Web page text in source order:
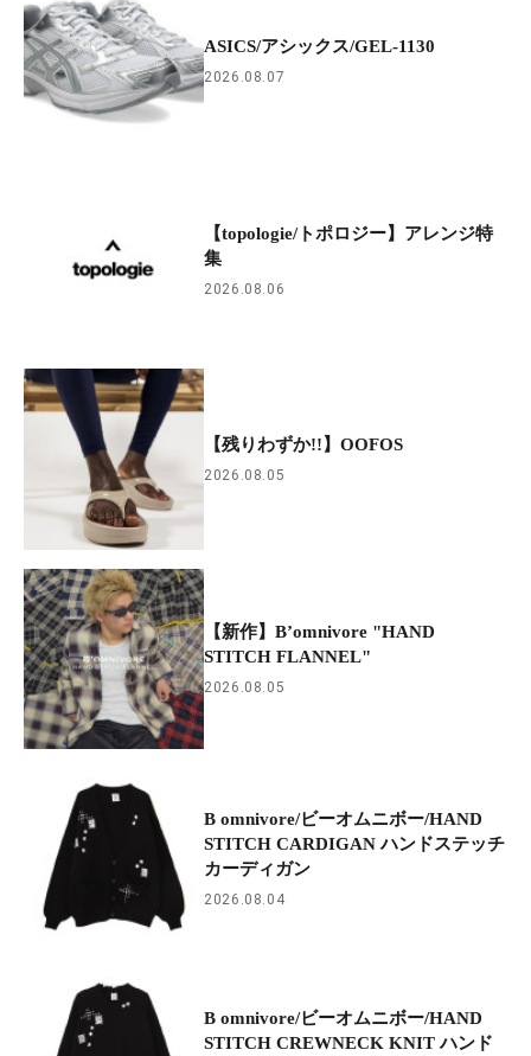
ASICS/アシックス/GEL-1130
2026.08.07
【topologie/トポロジー】アレンジ特
集
2026.08.06
【残りわずか!!】OOFOS
2026.08.05
【新作】B’omnivore "HAND
STITCH FLANNEL"
2026.08.05
B omnivore/ビーオムニボー/HAND
STITCH CARDIGAN ハンドステッチ
カーディガン
2026.08.04
B omnivore/ビーオムニボー/HAND
STITCH CREWNECK KNIT ハンド